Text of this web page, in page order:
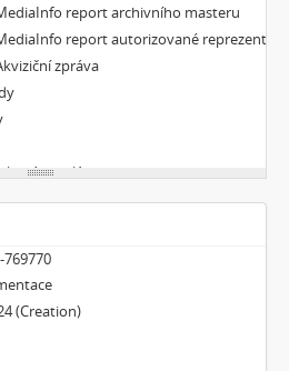
report archivního masteru
report autorizované reprezentace
zpráva
paralýza
Catalogue
a vejce
Kunst?
a mozky (Hm..fantasy)
času
rốt
(Creation)